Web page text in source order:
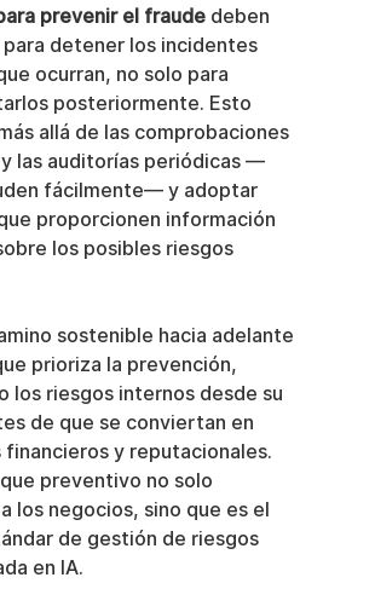
prevenir el fraude deben
para detener los incidentes
ocurran, no solo para
posteriormente. Esto
allá de las comprobaciones
y las auditorías periódicas —
fácilmente— y adoptar
proporcionen información
los posibles riesgos
sostenible hacia adelante
prioriza la prevención,
los riesgos internos desde su
de que se conviertan en
financieros y reputacionales.
preventivo no solo
los negocios, sino que es el
de gestión de riesgos
en IA.